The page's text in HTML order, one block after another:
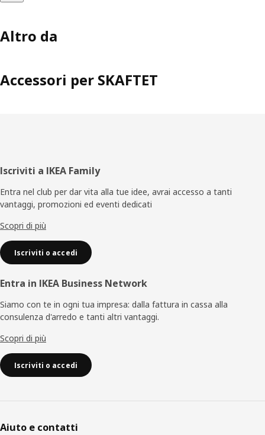
Altro da
Accessori per SKAFTET
Piè
di
pagina
Iscriviti a IKEA Family
Entra nel club per dar vita alla tue idee, avrai accesso a tanti
vantaggi, promozioni ed eventi dedicati
Scopri di più
Iscriviti o accedi
Entra in IKEA Business Network
Siamo con te in ogni tua impresa: dalla fattura in cassa alla
consulenza d'arredo e tanti altri vantaggi.
Scopri di più
Iscriviti o accedi
Aiuto e contatti